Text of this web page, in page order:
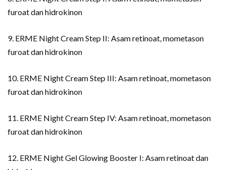
furoat dan hidrokinon
9. ERME Night Cream Step II: Asam retinoat, mometason
furoat dan hidrokinon
10. ERME Night Cream Step III: Asam retinoat, mometason
furoat dan hidrokinon
11. ERME Night Cream Step IV: Asam retinoat, mometason
furoat dan hidrokinon
12. ERME Night Gel Glowing Booster I: Asam retinoat dan